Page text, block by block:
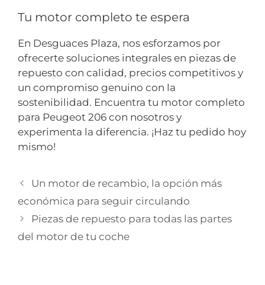
Tu motor completo te espera
En Desguaces Plaza, nos esforzamos por
ofrecerte soluciones integrales en piezas de
repuesto con calidad, precios competitivos y
un compromiso genuino con la
sostenibilidad. Encuentra tu motor completo
para Peugeot 206 con nosotros y
experimenta la diferencia. ¡Haz tu pedido hoy
mismo!
Un motor de recambio, la opción más
económica para seguir circulando
Piezas de repuesto para todas las partes
del motor de tu coche